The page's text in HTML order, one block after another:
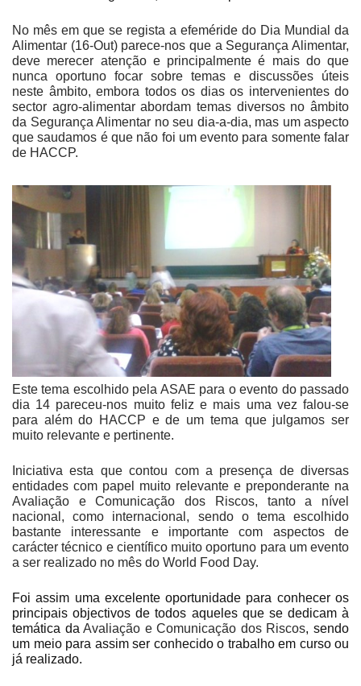
No mês em que se regista a efeméride do Dia Mundial da
Alimentar (16-Out) parece-nos que a Segurança Alimentar,
deve merecer atenção e principalmente é mais do que
nunca oportuno focar sobre temas e discussões úteis
neste âmbito, embora todos os dias os intervenientes do
sector agro-alimentar abordam temas diversos no âmbito
da Segurança Alimentar no seu dia-a-dia, mas um aspecto
que saudamos é que não foi um evento para somente falar
de HACCP.
Este tema escolhido pela ASAE para o evento do passado
dia 14 pareceu-nos muito feliz e mais uma vez falou-se
para além do HACCP e de um tema que julgamos ser
muito relevante e pertinente.
Iniciativa esta que contou com a presença de diversas
entidades com papel muito relevante e preponderante na
Avaliação e Comunicação dos Riscos, tanto a nível
nacional, como internacional, sendo o tema escolhido
bastante interessante e importante com aspectos de
carácter técnico e científico muito oportuno para um evento
a ser realizado no mês do World Food Day.
Foi assim uma excelente oportunidade para conhecer os
principais objectivos de todos aqueles que se dedicam à
temática daAvaliação e Comunicação dos Riscos, sendo
um meio para assim ser conhecido o trabalho em curso ou
já realizado.